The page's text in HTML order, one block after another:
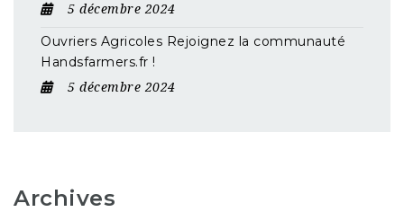
5 décembre 2024
Ouvriers Agricoles Rejoignez la communauté
Handsfarmers.fr !
5 décembre 2024
Archives